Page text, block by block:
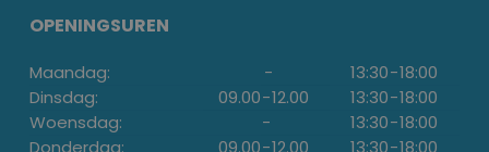
OPENINGSUREN
Maandag: - 13:30-18:00
Dinsdag:
09.00-12.00 13:30-18:00
Woensdag:
- 13:30-18:00